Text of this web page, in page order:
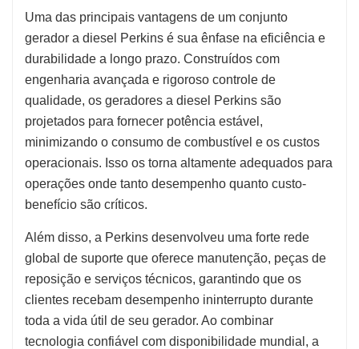
Uma das principais vantagens de um conjunto
gerador a diesel Perkins é sua ênfase na eficiência e
durabilidade a longo prazo. Construídos com
engenharia avançada e rigoroso controle de
qualidade, os geradores a diesel Perkins são
projetados para fornecer potência estável,
minimizando o consumo de combustível e os custos
operacionais. Isso os torna altamente adequados para
operações onde tanto desempenho quanto custo-
benefício são críticos.
Além disso, a Perkins desenvolveu uma forte rede
global de suporte que oferece manutenção, peças de
reposição e serviços técnicos, garantindo que os
clientes recebam desempenho ininterrupto durante
toda a vida útil de seu gerador. Ao combinar
tecnologia confiável com disponibilidade mundial, a